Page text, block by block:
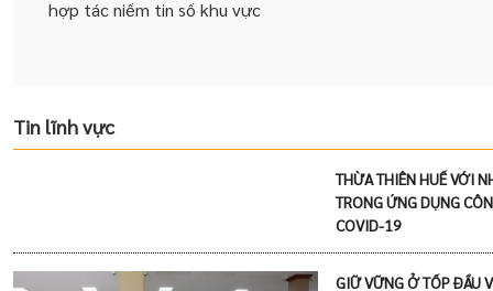
hợp tác niềm tin số khu vực
Tin lĩnh vực
THỪA THIÊN HUẾ VỚI
TRONG ỨNG DỤNG
COVID-19
GIỮ VỮNG Ở TỐP ĐẦU